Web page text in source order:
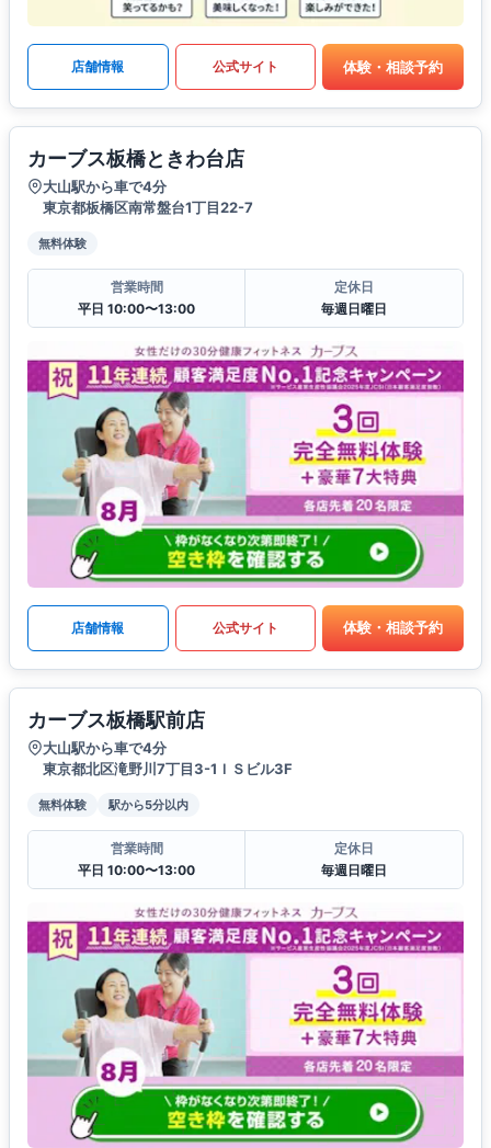
店舗情報 公式サイト 体験・相談予約
カーブス板橋ときわ台店
大山駅から車で4分
東京都板橋区南常盤台1丁目22-7
無料体験
営業時間
平日 10:00〜13:00
定休日
毎週日曜日
店舗情報 公式サイト 体験・相談予約
カーブス板橋駅前店
大山駅から車で4分
東京都北区滝野川7丁目3-1ＩＳビル3F
無料体験 駅から5分以内
営業時間
平日 10:00〜13:00
定休日
毎週日曜日